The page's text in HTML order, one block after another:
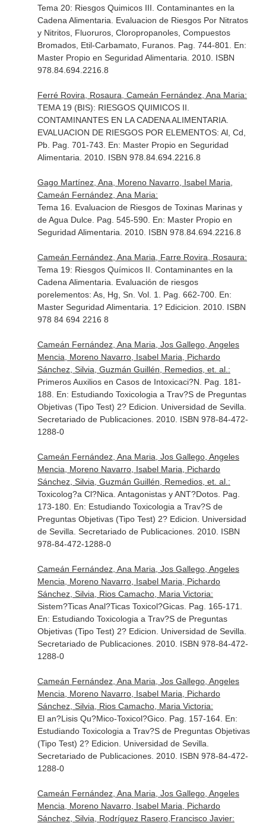
Tema 20: Riesgos Quimicos III. Contaminantes en la
Cadena Alimentaria. Evaluacion de Riesgos Por Nitratos
y Nitritos, Fluoruros, Cloropropanoles, Compuestos
Bromados, Etil-Carbamato, Furanos. Pag. 744-801. En:
Master Propio en Seguridad Alimentaria . 2010. ISBN
978.84.694.2216.8
Ferré Rovira, Rosaura, Cameán Fernández, Ana Maria:
TEMA 19 (BIS): RIESGOS QUIMICOS II.
CONTAMINANTES EN LA CADENA ALIMENTARIA.
EVALUACION DE RIESGOS POR ELEMENTOS: Al, Cd,
Pb. Pag. 701-743. En: Master Propio en Seguridad
Alimentaria . 2010. ISBN 978.84.694.2216.8
Gago Martínez, Ana, Moreno Navarro, Isabel Maria,
Cameán Fernández, Ana Maria:
Tema 16. Evaluacion de Riesgos de Toxinas Marinas y
de Agua Dulce. Pag. 545-590. En: Master Propio en
Seguridad Alimentaria . 2010. ISBN 978.84.694.2216.8
Cameán Fernández, Ana Maria, Farre Rovira, Rosaura:
Tema 19: Riesgos Químicos II. Contaminantes en la
Cadena Alimentaria. Evaluación de riesgos
porelementos: As, Hg, Sn. Vol. 1. Pag. 662-700. En:
Master Seguridad Alimentaria. 1? Edicicion . 2010. ISBN
978 84 694 2216 8
Cameán Fernández, Ana Maria, Jos Gallego, Angeles
Mencia, Moreno Navarro, Isabel Maria, Pichardo
Sánchez, Silvia, Guzmán Guillén, Remedios, et. al.:
Primeros Auxilios en Casos de Intoxicaci?N. Pag. 181-
188. En: Estudiando Toxicologia a Trav?S de Preguntas
Objetivas (Tipo Test) 2? Edicion . Universidad de Sevilla.
Secretariado de Publicaciones. 2010. ISBN 978-84-472-
1288-0
Cameán Fernández, Ana Maria, Jos Gallego, Angeles
Mencia, Moreno Navarro, Isabel Maria, Pichardo
Sánchez, Silvia, Guzmán Guillén, Remedios, et. al.:
Toxicolog?a Cl?Nica. Antagonistas y ANT?Dotos. Pag.
173-180. En: Estudiando Toxicologia a Trav?S de
Preguntas Objetivas (Tipo Test) 2? Edicion . Universidad
de Sevilla. Secretariado de Publicaciones. 2010. ISBN
978-84-472-1288-0
Cameán Fernández, Ana Maria, Jos Gallego, Angeles
Mencia, Moreno Navarro, Isabel Maria, Pichardo
Sánchez, Silvia, Rios Camacho, Maria Victoria:
Sistem?Ticas Anal?Ticas Toxicol?Gicas. Pag. 165-171.
En: Estudiando Toxicologia a Trav?S de Preguntas
Objetivas (Tipo Test) 2? Edicion . Universidad de Sevilla.
Secretariado de Publicaciones. 2010. ISBN 978-84-472-
1288-0
Cameán Fernández, Ana Maria, Jos Gallego, Angeles
Mencia, Moreno Navarro, Isabel Maria, Pichardo
Sánchez, Silvia, Rios Camacho, Maria Victoria:
El an?Lisis Qu?Mico-Toxicol?Gico. Pag. 157-164. En:
Estudiando Toxicologia a Trav?S de Preguntas Objetivas
(Tipo Test) 2? Edicion . Universidad de Sevilla.
Secretariado de Publicaciones. 2010. ISBN 978-84-472-
1288-0
Cameán Fernández, Ana Maria, Jos Gallego, Angeles
Mencia, Moreno Navarro, Isabel Maria, Pichardo
Sánchez, Silvia, Rodríguez Rasero,Francisco Javier: